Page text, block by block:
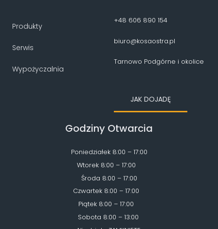
Produkty
Serwis
Wypożyczalnia
+48 606 890 154
biuro@kosaostra.pl
Tarnowo Podgórne i okolice
JAK DOJADĘ
Godziny Otwarcia
Poniedziałek 8:00 – 17:00
Wtorek 8:00 – 17:00
Środa 8:00 – 17:00
Czwartek 8:00 – 17:00
Piątek 8:00 – 17:00
Sobota 8:00 – 13:00